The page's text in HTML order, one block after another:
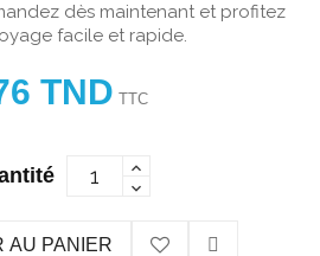
dès maintenant et profitez
facile et rapide.
TND TTC
AU PANIER